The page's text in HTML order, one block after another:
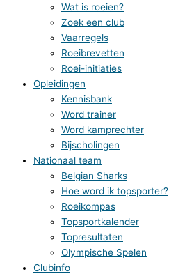
Wat is roeien?
Zoek een club
Vaarregels
Roeibrevetten
Roei-initiaties
Opleidingen
Kennisbank
Word trainer
Word kamprechter
Bijscholingen
Nationaal team
Belgian Sharks
Hoe word ik topsporter?
Roeikompas
Topsportkalender
Topresultaten
Olympische Spelen
Clubinfo